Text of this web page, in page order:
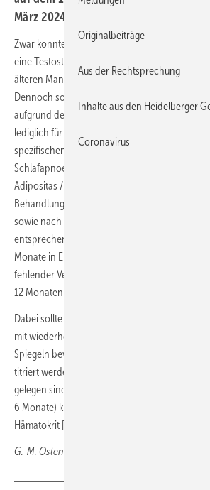
März 2024 in Mainz.
Zwar konnte in der großen TRAVERSE-Studie
eine Testosteron-Therapie bei funktionellem
älteren Mannes kurz- bis mittelfristig
Dennoch sollte die Indikation für eine
aufgrund der nur sehr moderaten Vorteile mit
lediglich für Libido und sexuelle Aktivität nur
spezifischen Behandlung aller Komorbidiäten
Schlafapnoe, Depression, erektile Dysfunktion,
Adipositas / Metabolischem Syndrom erst nach
Behandlungsversuch mit
sowie nach einer strengen Nutzen-/Risiko-
entsprechender individueller Aufklärung
Monate in Erwägung gezogen werden. Auch
fehlender Verbesserung der hypogonadalen
12 Monaten wieder beendet werden.
Dabei sollte die Testosteron-Gabe nur bei
mit wiederholt unterhalb des Normbereichs
Spiegeln bevorzugt transdermal appliziert und
titriert werden, dass die Testosteron-Spiegel im
gelegen sind. Während der Therapie muss eine
6 Monate) klinische und laborchemische
Hämatokrit [< 54 %], Gesamt-Testosteron)
G.-M. Ostendorf, Wiesbaden
Originalbeiträge
Aus der Rechtsprechung
Inhalte aus den Heidelberger
Coronavirus